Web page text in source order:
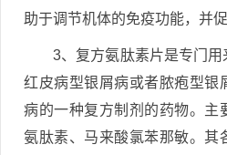
助于调节机体的免疫功能，并
3、复方氨肽素片是专门
红皮病型银屑病或者脓疱型银
病的一种复方制剂的药物。主
氨肽素、马来酸氯苯那敏。其